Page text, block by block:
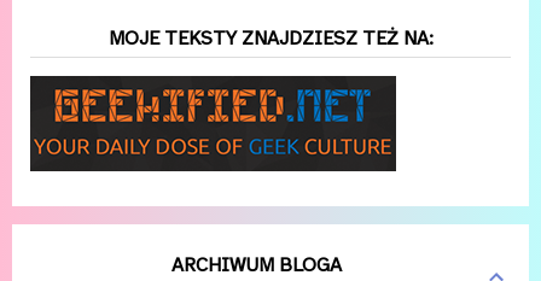
MOJE TEKSTY ZNAJDZIESZ TEŻ NA:
ARCHIWUM BLOGA